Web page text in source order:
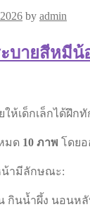
by admin
บายสีหมีน้
ห้เด็กเล็กได้ฝึ
มด 10 ภาพ โดย
น้ามีลักษณะ:
กินน้ำผึ้ง นอนห